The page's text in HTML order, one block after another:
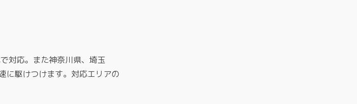
対応。また神奈川県、埼玉
に駆けつけます。対応エリアの